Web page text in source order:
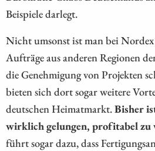
Beispiele darlegt.
Nicht umsonst ist man bei Nordex
Aufträge aus anderen Regionen
die Genehmigung von Projekten
bieten sich dort sogar weitere
deutschen Heimatmarkt.Bisher
wirklich gelungen, profitabel zu
führt sogar dazu, dass